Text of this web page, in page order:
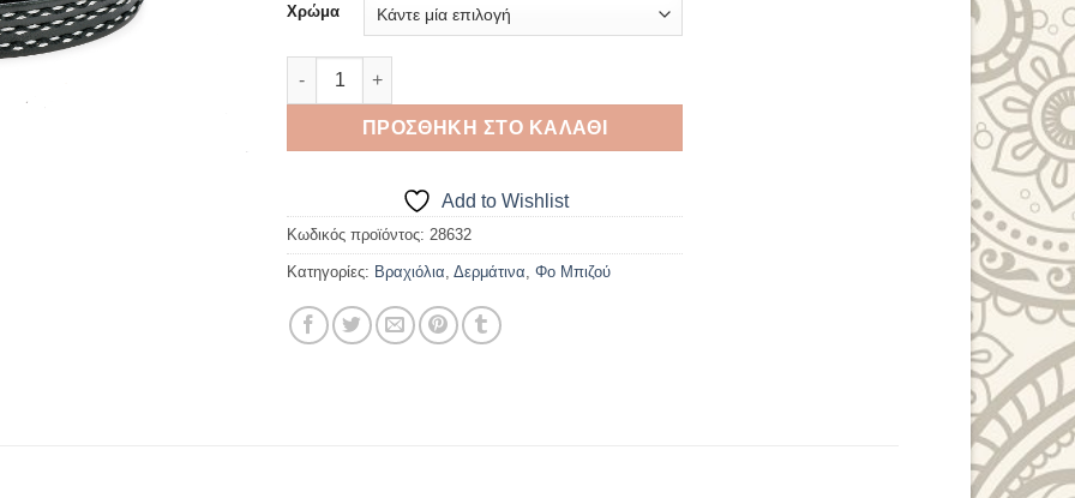
Χρώμα
Βραχιόλι Δερμάτινο Αυξομειουμενο 5. ποσότητα
ΠΡΟΣΘΉΚΗ ΣΤΟ ΚΑΛΆΘΙ
Add to Wishlist
Κωδικός προϊόντος: 28632
Κατηγορίες: Βραχιόλια Δερμάτινα Φο Μπιζού